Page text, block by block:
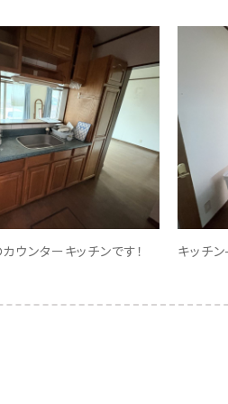
ウンターキッチンです！ キッチ